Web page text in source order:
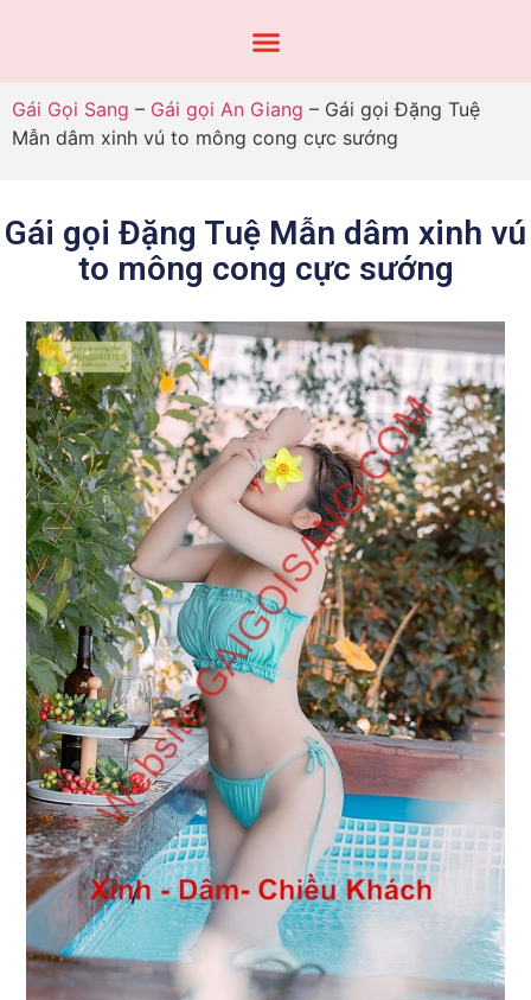
Gái Gọi Sang – Gái gọi An Giang – Gái gọi Đặng Tuệ
Mẫn dâm xinh vú to mông cong cực sướng
Gái gọi Đặng Tuệ Mẫn dâm xinh vú
to mông cong cực sướng